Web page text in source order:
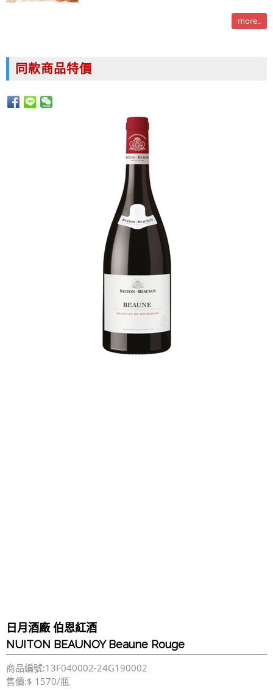
more..
同款商品特價
日月酒廠 伯恩紅酒
NUITON BEAUNOY Beaune Rouge
商品編號:13F040002-24G190002
售價:$ 1570/瓶